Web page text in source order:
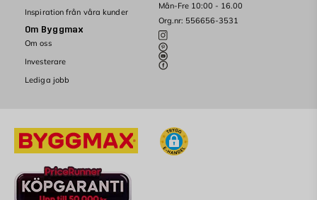
Mån-Fre 10:00 - 16.00
Org.nr: 556656-3531
Inspiration från våra kunder
Om Byggmax
Om oss
Investerare
Lediga jobb